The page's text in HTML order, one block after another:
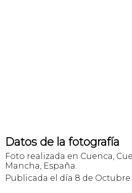
Datos de la fotografía
Foto realizada en Cuenca,
Mancha, España.
Publicada el día 8 de Octubre